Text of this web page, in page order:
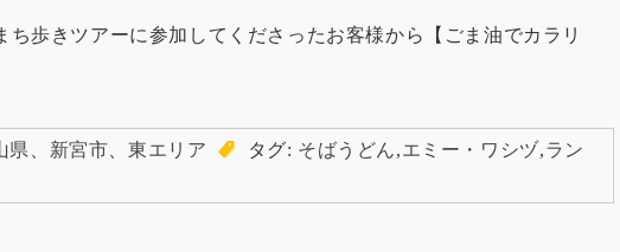
ち歩きツアーに参加してくださったお客様から【ごま油でカラリ
県 新宮市 、東エリア タグ: そばうどん,エミー・ワシヅ,ラン